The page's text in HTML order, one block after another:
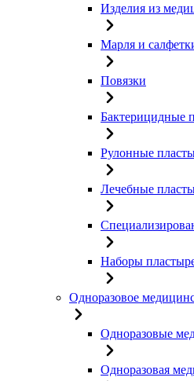
Изделия из
Марля и
Повязки
Бактерицидные
Рулонные
Лечебные
Наборы
Одноразовое
Одноразовые
Одноразовая